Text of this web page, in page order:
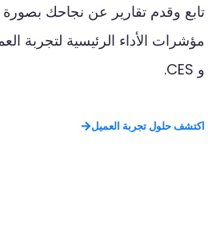
تابع وقدم تقارير عن نجاحك بصورة
مؤشرات الأداء الرئيسية لتجربة
و
اكتشف حلول تجربة العميل